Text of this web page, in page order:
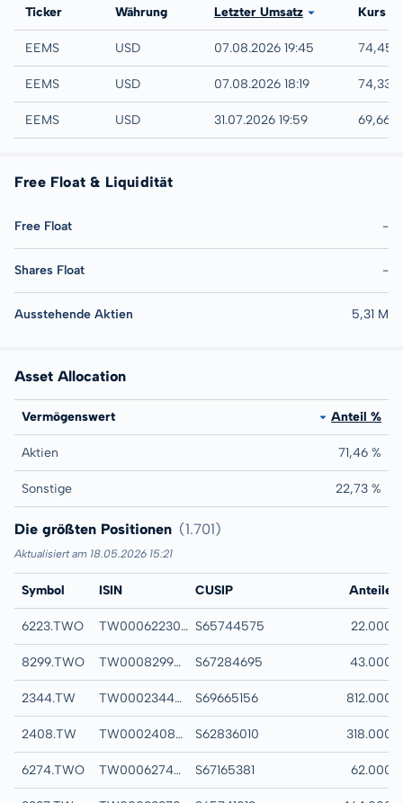
Börse
Ticker Währung Letzter Umsatz Kurs
IEX
EEMS USD 07.08.2026 19:45 74,45
NYSE
EEMS USD 07.08.2026 18:19 74,33
AMEX
EEMS USD 31.07.2026 19:59 69,66
Free Float & Liquidität
Free Float -
Shares Float -
Ausstehende Aktien 5,31 M
Asset Allocation
Vermögenswert Anteil %
Aktien 71,46 %
Sonstige 22,73 %
Die größten Positionen (1.701)
Aktualisiert am 18.05.2026 15:21
Symbol ISIN CUSIP Anteile
6223.TWO TW0006223001 S65744575 MPI CORP22.000
8299.TWO TW0008299009 S67284695 PHISON 43.000
2344.TW TW0002344009 S69665156 WINBOND812.000
2408.TW TW0002408002 S62836010 NANYA 318.000
6274.TWO TW0006274004 S67165381 TAIWAN UNION
62.000